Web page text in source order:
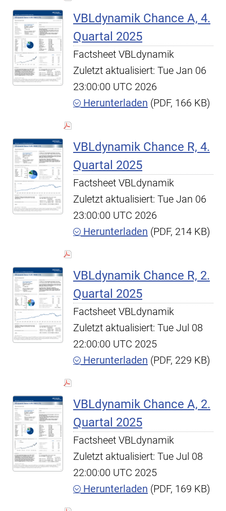
VBLdynamik Chance A, 4.
Quartal 2025
Factsheet VBLdynamik
Zuletzt aktualisiert: Tue Jan 06
23:00:00 UTC 2026
Herunterladen (PDF, 166 KB)
VBLdynamik Chance R, 4.
Quartal 2025
Factsheet VBLdynamik
Zuletzt aktualisiert: Tue Jan 06
23:00:00 UTC 2026
Herunterladen (PDF, 214 KB)
VBLdynamik Chance R, 2.
Quartal 2025
Factsheet VBLdynamik
Zuletzt aktualisiert: Tue Jul 08
22:00:00 UTC 2025
Herunterladen (PDF, 229 KB)
VBLdynamik Chance A, 2.
Quartal 2025
Factsheet VBLdynamik
Zuletzt aktualisiert: Tue Jul 08
22:00:00 UTC 2025
Herunterladen (PDF, 169 KB)